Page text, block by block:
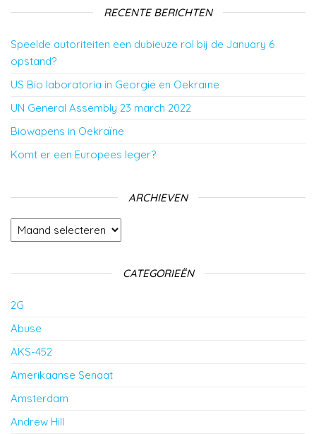
RECENTE BERICHTEN
Speelde autoriteiten een dubieuze rol bij de January 6
opstand?
US Bio laboratoria in Georgië en Oekraïne
UN General Assembly 23 march 2022
Biowapens in Oekraïne
Komt er een Europees leger?
ARCHIEVEN
Archieven
CATEGORIEËN
2G
Abuse
AKS-452
Amerikaanse Senaat
Amsterdam
Andrew Hill